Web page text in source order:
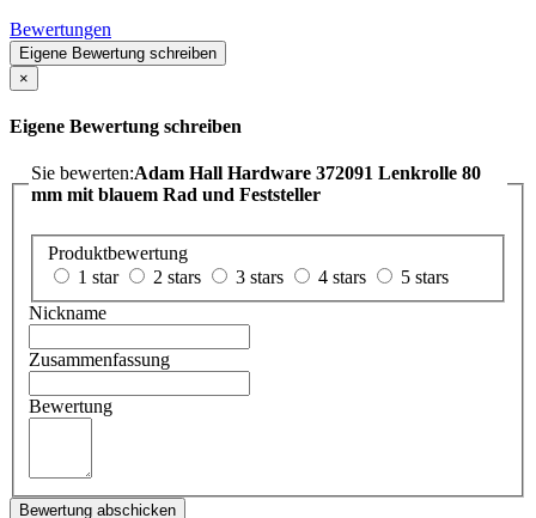
Bewertungen
Eigene Bewertung schreiben
×
Eigene Bewertung schreiben
Sie bewerten:Adam Hall Hardware 372091 Lenkrolle 80
mm mit blauem Rad und Feststeller
Produktbewertung
1 star
2 stars 3 stars 4 stars
5 stars
Nickname
Zusammenfassung
Bewertung
Bewertung abschicken